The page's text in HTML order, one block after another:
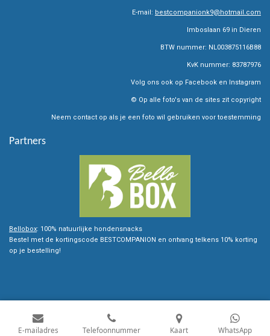
E-mail: bestcompanionk9@hotmail.com
Imboslaan 69 in Dieren
BTW nummer: NL003875116B88
KvK nummer: 83787976
Volg ons ook op Facebook en Instagram
© Op alle foto's van de sites zit copyright
Neem contact op als je een foto wil gebruiken voor toestemming
Partners
Bellobox: 100% natuurlijke hondensnacks
Bestel met de kortingscode BESTCOMPANION en ontvang telkens 10% korting
op je bestelling!
E-mailadres Telefoonnummer Kaart WhatsApp